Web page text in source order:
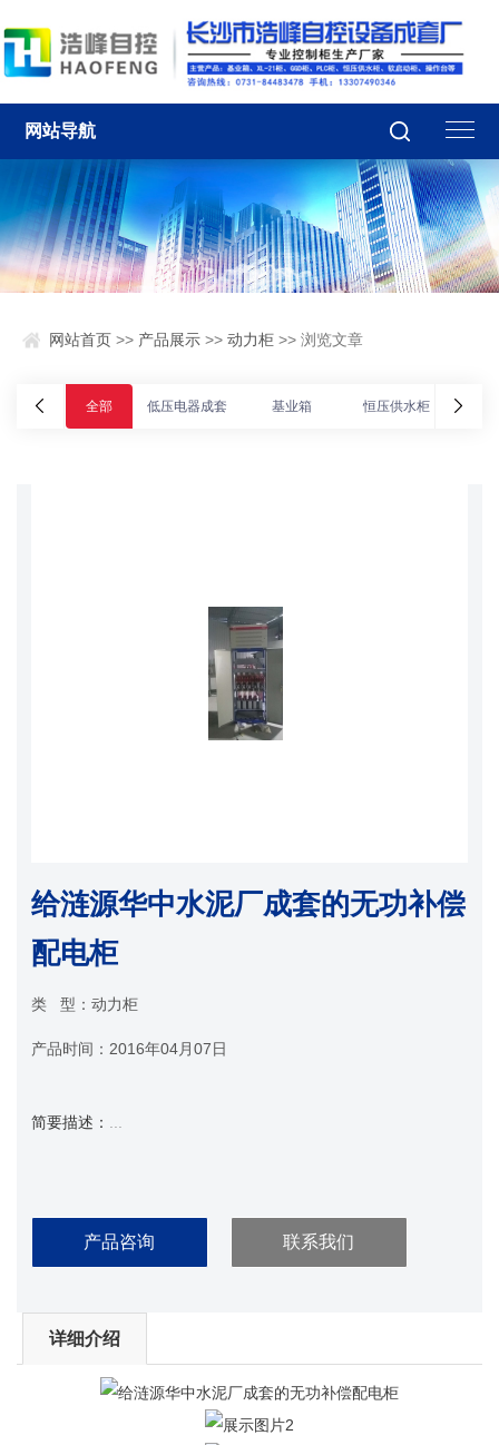
网站导航
网站首页 >> 产品展示 >>动力柜 >> 浏览文章
全部 低压电器成套 基业箱 恒压供水柜
给涟源华中水泥厂成套的无功补偿
配电柜
类 型： 动力柜
产品时间： 2016年04月07日
简要描述：
产品咨询 联系我们
详细介绍